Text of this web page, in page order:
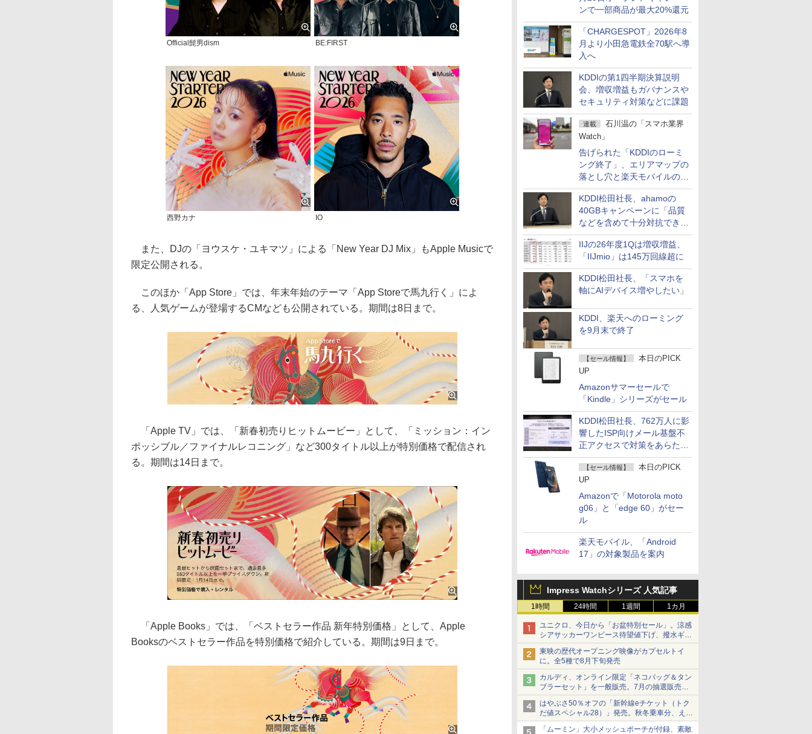
ンで一部商品が最大20%還元
「CHARGESPOT」2026年8
月より小田急電鉄全70駅へ導
入へ
KDDIの第1四半期決算説明
会、増収増益もガバナンスや
セキュリティ対策などに課題
連載
石川温の「スマホ業界
Watch」
告げられた「KDDIのローミ
ング終了」、エリアマップの
落とし穴と楽天モバイルの課
題
KDDI松田社長、ahamoの
40GBキャンペーンに「品質
などを含めて十分対抗でき
る」
IIJの26年度1Qは増収増益、
「IIJmio」は145万回線超に
KDDI松田社長、「スマホを
軸にAIデバイス増やしたい」
KDDI、楽天へのローミング
を9月末で終了
【セール情報】
本日のPICK
UP
Amazonサマーセールで
「Kindle」シリーズがセール
KDDI松田社長、762万人に影
響したISP向けメール基盤不
正アクセスで対策をあらため
て説明
【セール情報】
本日のPICK
UP
Amazonで「Motorola moto
g06」と「edge 60」がセー
ル
楽天モバイル、「Android
17」の対象製品を案内
Impress Watchシリーズ 人気記事
1時間 24時間 1週間 1カ月
ユニクロ、今日から「お盆特別セール」。涼感
シアサッカーワンピース待望値下げ、撥水ギア
ショーツは1990円に
東映の歴代オープニング映像がカプセルトイ
に。全5種で8月下旬発売
カルディ、オンライン限定「ネコバッグ＆タン
ブラーセット」を一般販売。7月の抽選販売の
当選無効分
はやぶさ50％オフの「新幹線eチケット（トク
だ値スペシャル28）」発売。秋冬乗車分、えき
ねっと限定
「ムーミン」大小メッシュポーチが付録、素敵
Official髭男dism BE:FIRST
西野カナ IO
また、DJの「ヨウスケ・ユキマツ」による「New Year DJ Mix」もApple Musicで
限定公開される。
このほか「App Store」では、年末年始のテーマ「App Storeで馬九行く」によ
る、人気ゲームが登場するCMなども公開されている。期間は8日まで。
「Apple TV」では、「新春初売りヒットムービー」として、「ミッション：イン
ポッシブル／ファイナルレコニング」など300タイトル以上が特別価格で配信され
る。期間は14日まで。
「Apple Books」では、「ベストセラー作品 新年特別価格」として、Apple
Booksのベストセラー作品を特別価格で紹介している。期間は9日まで。